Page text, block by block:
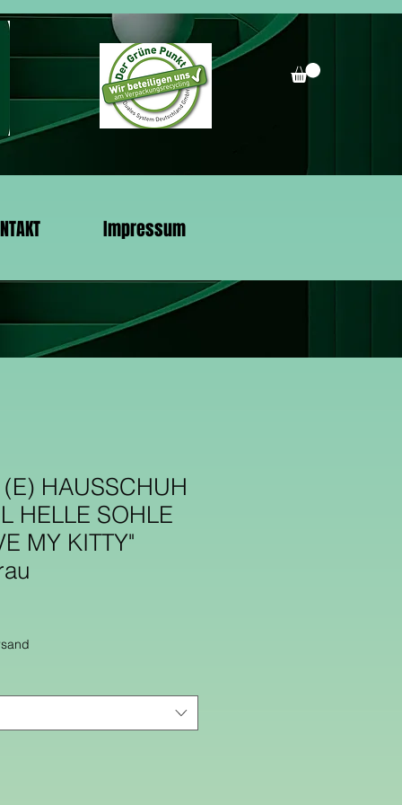
Impressum
HAUSSCHUH
HELLE SOHLE
MY KITTY"